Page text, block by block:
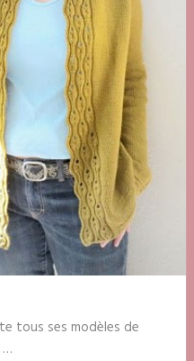
tous ses modèles de
…